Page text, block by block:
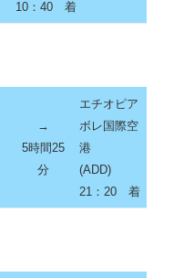
10：40 着
→
5時間25
分
エチオピア
ボレ国際空
港
(ADD)
21：20 着